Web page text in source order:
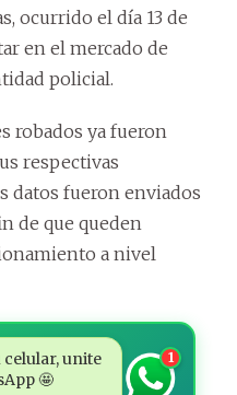
ocurrido el día 13 de
en el mercado de
policial.
robados ya fueron
respectivas
datos fueron enviados
de que queden
a nivel
celular, unite
🤩
1